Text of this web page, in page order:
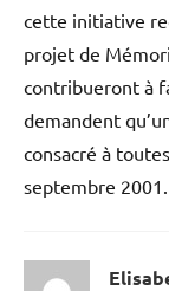
cette initiative
projet de
contribueront à
demandent
consacré à
septembre 2001.